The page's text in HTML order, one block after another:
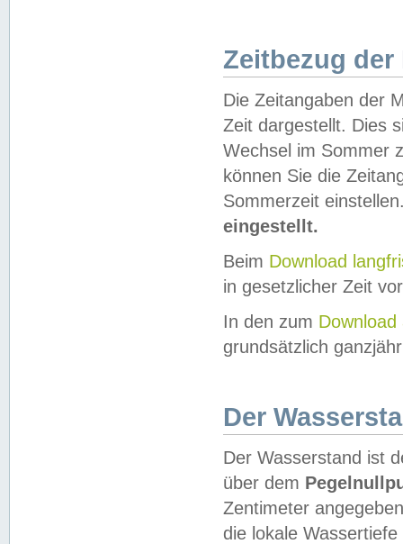
Zeitbezug der
Die Zeitangaben der
Zeit dargestellt. Dies
Wechsel im Sommer
können Sie die
Sommerzeit
eingestellt.
Beim Download
in gesetzlicher Zeit
In den zum Download
grundsätzlich
Der
Der Wasserstand ist
über dem
Zentimeter
die lokale